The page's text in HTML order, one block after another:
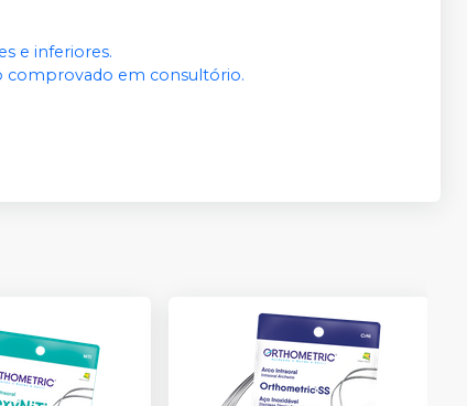
e inferiores.
comprovado em consultório.